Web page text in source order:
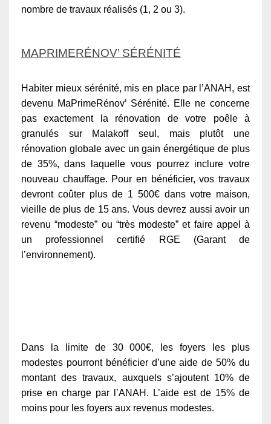
nombre de travaux réalisés (1, 2 ou 3).
MAPRIMERÉNOV’ SÉRÉNITÉ
Habiter mieux sérénité, mis en place par l’ANAH, est
devenu MaPrimeRénov’ Sérénité. Elle ne concerne
pas exactement la rénovation de votre poêle à
granulés sur Malakoff seul, mais plutôt une
rénovation globale avec un gain énergétique de plus
de 35%, dans laquelle vous pourrez inclure votre
nouveau chauffage. Pour en bénéficier, vos travaux
devront coûter plus de 1 500€ dans votre maison,
vieille de plus de 15 ans. Vous devrez aussi avoir un
revenu “modeste” ou “très modeste” et faire appel à
un professionnel certifié RGE (Garant de
l’environnement).
Dans la limite de 30 000€, les foyers les plus
modestes pourront bénéficier d’une aide de 50% du
montant des travaux, auxquels s’ajoutent 10% de
prise en charge par l’ANAH. L’aide est de 15% de
moins pour les foyers aux revenus modestes.